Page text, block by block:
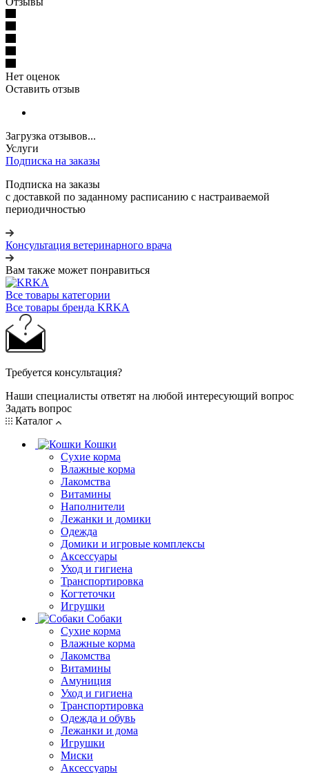
Нет оценок
Оставить отзыв
Загрузка отзывов...
Услуги
Подписка на заказы
Подписка на заказы
с доставкой по заданному расписанию с настраиваемой
периодичностью
Консультация ветеринарного врача
Вам также может понравиться
Все товары категории
Все товары бренда KRKA
Требуется консультация?
Наши специалисты ответят на любой интересующий вопрос
Задать вопрос
Каталог
Кошки
Сухие корма
Влажные корма
Лакомства
Витамины
Наполнители
Лежанки и домики
Одежда
Домики и игровые комплексы
Аксессуары
Уход и гигиена
Транспортировка
Когтеточки
Игрушки
Собаки
Сухие корма
Влажные корма
Лакомства
Витамины
Амуниция
Уход и гигиена
Транспортировка
Одежда и обувь
Лежанки и дома
Игрушки
Миски
Аксессуары